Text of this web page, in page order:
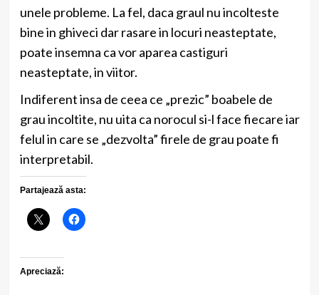
unele probleme. La fel, daca graul nu incolteste
bine in ghiveci dar rasare in locuri neasteptate,
poate insemna ca vor aparea castiguri
neasteptate, in viitor.
Indiferent insa de ceea ce „prezic” boabele de
grau incoltite, nu uita ca norocul si-l face fiecare iar
felul in care se „dezvolta” firele de grau poate fi
interpretabil.
Partajează asta:
Apreciază: